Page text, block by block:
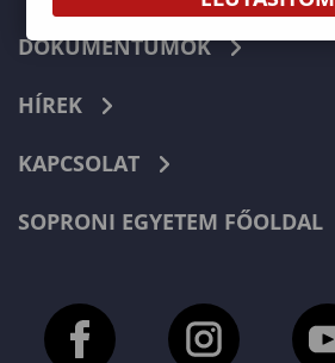
DOKUMENTUMOK
HÍREK
KAPCSOLAT
SOPRONI EGYETEM FŐOLDAL